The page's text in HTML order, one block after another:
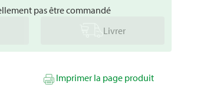
pas être commandé
Livrer
Imprimer la page produit